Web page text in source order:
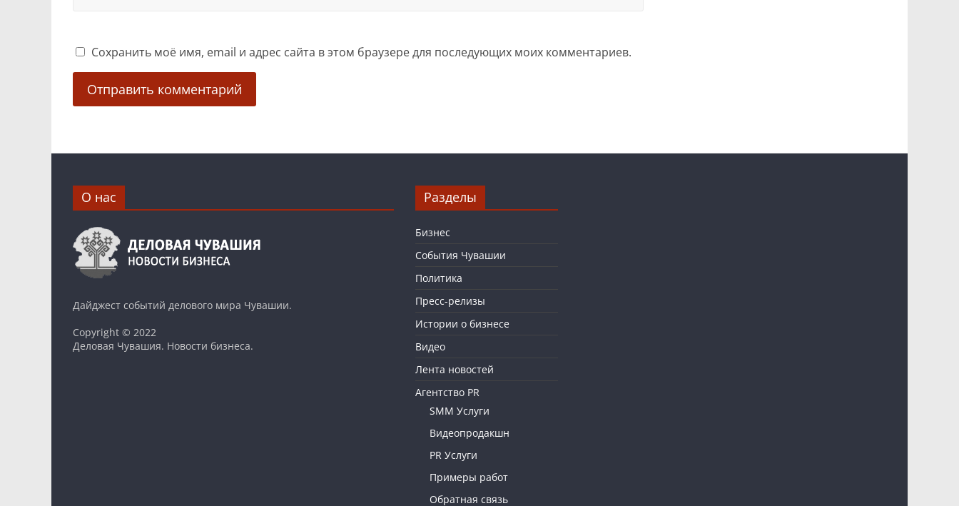
Сохранить моё имя, email и адрес сайта в этом браузере для последующих моих комментариев.
О нас
Дайджест событий делового мира Чувашии.
Copyright © 2022
Деловая Чувашия. Новости бизнеса.
Разделы
Бизнес
События Чувашии
Политика
Пресс-релизы
Истории о бизнесе
Видео
Лента новостей
Агентство PR
SMM Услуги
Видеопродакшн
PR Услуги
Примеры работ
Обратная связь